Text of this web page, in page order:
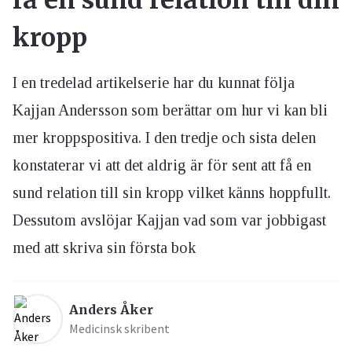
kropp
I en tredelad artikelserie har du kunnat följa
Kajjan Andersson som berättar om hur vi kan bli
mer kroppspositiva. I den tredje och sista delen
konstaterar vi att det aldrig är för sent att få en
sund relation till sin kropp vilket känns hoppfullt.
Dessutom avslöjar Kajjan vad som var jobbigast
med att skriva sin första bok
Anders Åker
Medicinsk skribent